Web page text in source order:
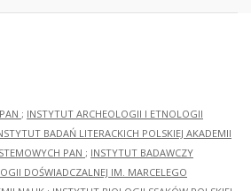
; INSTYTUT ARCHEOLOGII I ETNOLOGII
BADAŃ LITERACKICH POLSKIEJ AKADEMII
PAN ; INSTYTUT BADAWCZY
DOŚWIADCZALNEJ IM. MARCELEGO